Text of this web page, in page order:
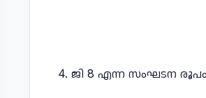
4. ജി 8 എന്ന സംഘടന